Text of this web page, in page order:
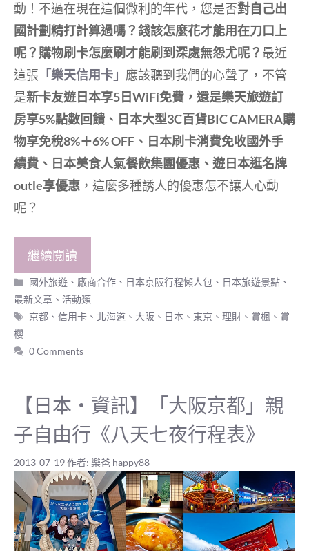
動！不過在現在這個微利的年代，您是否對自己出
國計劃精打計算過嗎？錢該怎麼花才能用在刀口上
呢？購物刷卡怎麼刷才能刷到深處無怨尤呢？ 最近
這張 「樂天信用卡」 應該聽到我們的心聲了，不管
是新卡友遊日本享5日WiFi免費，還是樂天旅遊訂
房享5%點數回饋、日本大型3C百貨BIC CAMERA購
物享免稅8%＋6% OFF、日本刷卡消費免收國外手
續費、日本美食人氣餐飲集團優惠、遊日本逛名牌
outle享優惠 ，這麼多種誘人的優惠怎不讓人心動
呢？
繼續閱讀
分
類
國外旅遊 、 廠商合作 、 日本京阪行程懶人包 、 日本旅遊景點 、
最新文章 、 活動類
標
京都 、信用卡 、 北海道 、 大阪 、 日本 、 東京 、理財 、 賞楓 、 賞
櫻
0 Comments
【日本‧資訊】「大阪京都」親
子自由行《八天七夜行程表》
2013-07-19作者: 樂爸 happy88